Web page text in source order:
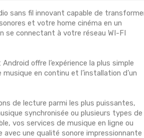
sans fil innovant capable de
et votre home cinéma en un
se connectant à votre réseau WI-FI
offre l’expérience la plus simple
en continu et l’installation d’un
de lecture parmi les plus puissantes,
synchronisée ou plusieurs types de
vos services de musique en ligne ou
une qualité sonore impressionnante